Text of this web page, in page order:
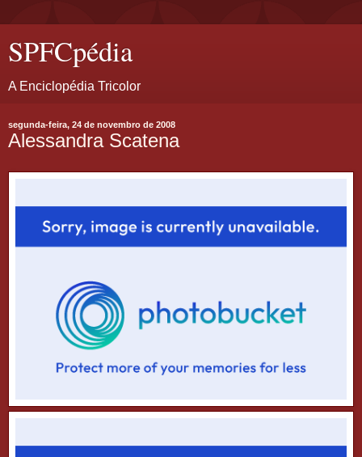
SPFCpédia
A Enciclopédia Tricolor
segunda-feira, 24 de novembro de 2008
Alessandra Scatena